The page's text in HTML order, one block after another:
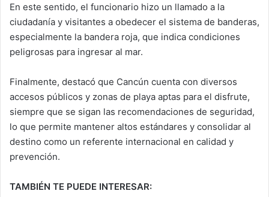
En este sentido, el funcionario hizo un llamado a la
ciudadanía y visitantes a obedecer el sistema de banderas,
especialmente la bandera roja, que indica condiciones
peligrosas para ingresar al mar.
Finalmente, destacó que Cancún cuenta con diversos
accesos públicos y zonas de playa aptas para el disfrute,
siempre que se sigan las recomendaciones de seguridad,
lo que permite mantener altos estándares y consolidar al
destino como un referente internacional en calidad y
prevención.
TAMBIÉN TE PUEDE INTERESAR: